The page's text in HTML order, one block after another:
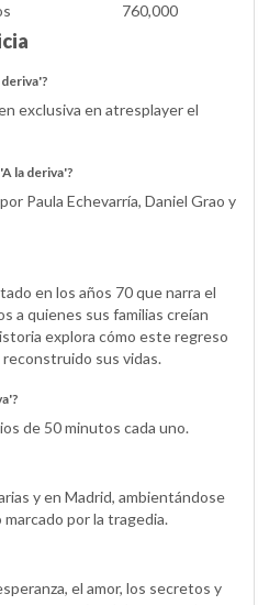
760,000
exclusiva en atresplayer el
la deriva'?
Paula Echevarría, Daniel Grao y
en los años 70 que narra el
a quienes sus familias creían
explora cómo este regreso
sus vidas.
de 50 minutos cada uno.
y en Madrid, ambientándose
por la tragedia.
el amor, los secretos y